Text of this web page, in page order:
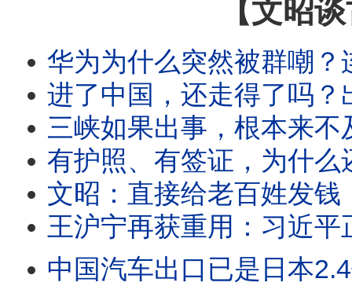
【文昭
华为为什么突然被群嘲？连它都压不
进了中国，还走得了吗？出境新规里最危险
三峡如果出事，根本来不及救？1.32亿人
有护照、有签证，为什么还是不让走？中
文昭：直接给老百姓发
王沪宁再获重用：习近平正在为“
中国汽车出口已是日本2.4倍，日系车被打败